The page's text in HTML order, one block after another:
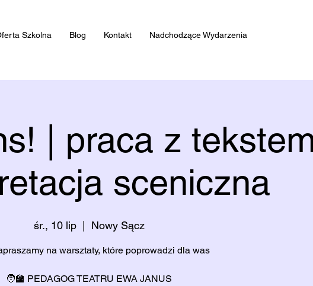
Szkolna Blog Kontakt Nadchodzące Wydarzenia
| praca z
sceniczna
śr., 10 lip
  |
Nowy Sącz
na warsztaty, które poprowadzi dla was
🧑‍🏫 PEDAGOG TEATRU EWA JANUS